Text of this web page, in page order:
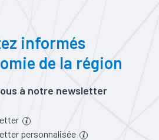
informés
de la région
à notre newsletter
personnalisée